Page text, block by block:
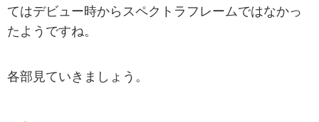
てはデビュー時からスペクトラフレームではなかっ
たようですね。
各部見ていきましょう。